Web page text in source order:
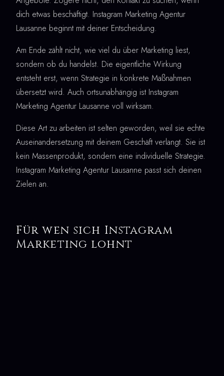
dich etwas beschäftigt. Instagram Marketing Agentur
Lausanne beginnt mit deiner Entscheidung.
Am Ende zählt nicht, wie viel du über Marketing liest,
sondern ob du handelst. Die eigentliche Wirkung
entsteht erst, wenn Strategie in konkrete Maßnahmen
übersetzt wird. Auch ortsunabhängig ist Instagram
Marketing Agentur Lausanne voll wirksam.
Diese Art zu arbeiten ist selten geworden, weil sie echte
Auseinandersetzung mit deinem Geschäft verlangt. Sie ist
kein Massenprodukt, sondern eine individuelle Strategie.
Instagram Marketing Agentur Lausanne passt sich deinen
Zielen an.
Für wen sich Instagram
Marketing lohnt